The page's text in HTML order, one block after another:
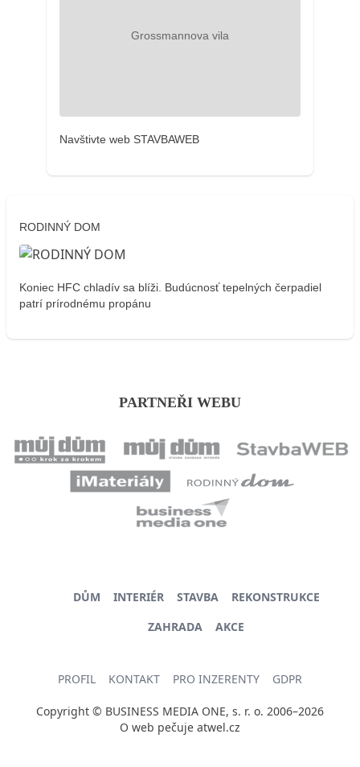
Navštivte web STAVBAWEB
RODINNÝ DOM
Koniec HFC chladív sa blíži. Budúcnosť tepelných čerpadiel
patrí prírodnému propánu
PARTNEŘI WEBU
DŮM INTERIÉR STAVBA
REKONSTRUKCE
ZAHRADA
AKCE
PROFIL KONTAKT PRO INZERENTY GDPR
Copyright © BUSINESS MEDIA ONE, s. r. o. 2006–2026